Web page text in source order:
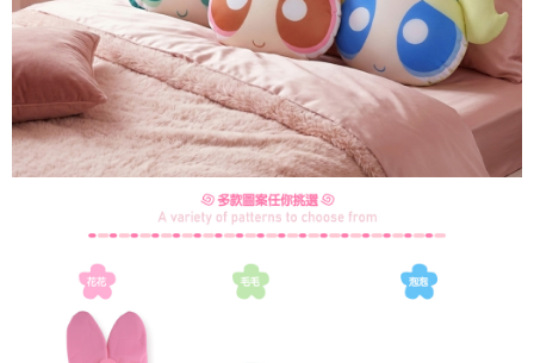
https://aftee.tw/terms/#terms3
３．未成年的使用者請事先徵得法定代理人或監護人之同意方可使用
「AFTEE先享後付」，若未經同意申辦者引起之損失，本公司不負相關責
任。
４．使用「AFTEE先享後付」時，將依據個別帳號之用戶狀況，依本公司即
時審查核予不同之上限額度；若仍有額度不足之情形，本公司將視審查結果
請求用戶進行身份認證。
５．嚴禁一人註冊多個帳號或使用他人資訊註冊。若發現惡意使用之情形，
恩沛科技股份有限公司將有權停止該用戶之使用額度並採取法律行動。